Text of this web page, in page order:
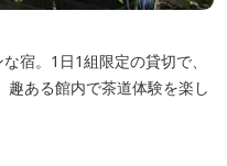
宿。1日1組限定の貸切で、
ある館内で茶道体験を楽し